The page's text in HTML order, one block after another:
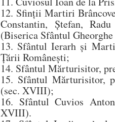
12. Sfinții Martiri
Constantin, Ștefan,
(Biserica Sfântul
13. Sfântul Ierarh și
Țării Românești;
14. Sfântul Mărturisitor,
15. Sfântul Mărturisitor,
(sec. XVIII);
16. Sfântul Cuvios
XVIII).